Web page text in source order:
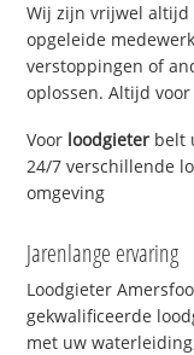
Wij zijn vrijwel altijd
opgeleide
verstoppingen of
oplossen. Altijd
Voor loodgieter belt
24/7 verschillende
omgeving
Jarenlange ervaring
Loodgieter
gekwalificeerde
met uw